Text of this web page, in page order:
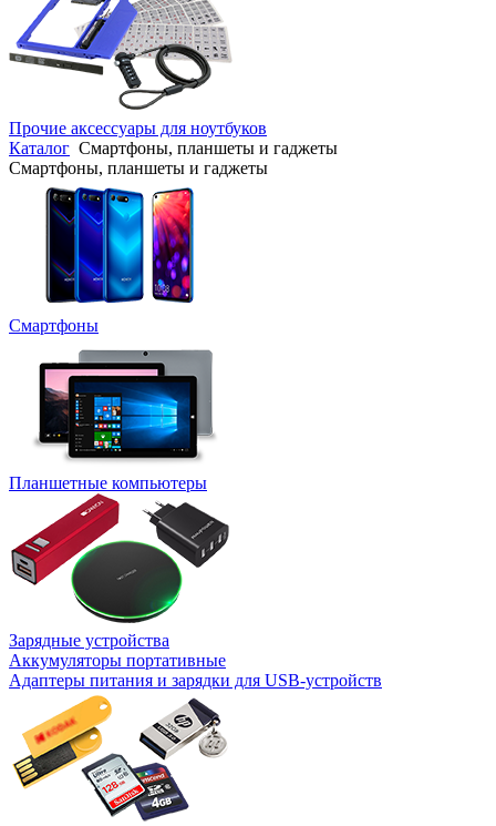
Прочие аксессуары для ноутбуков
Каталог Смартфоны, планшеты и гаджеты
Смартфоны, планшеты и гаджеты
Смартфоны
Планшетные компьютеры
Зарядные устройства
Аккумуляторы портативные
Адаптеры питания и зарядки для USB-устройств